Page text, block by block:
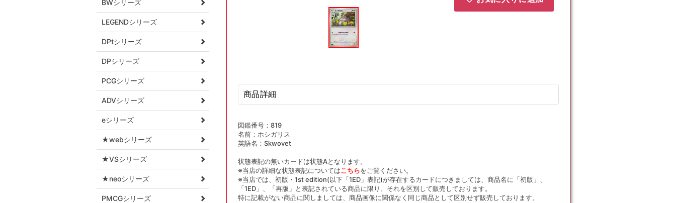
BWシリーズ
LEGENDシリーズ
DPtシリーズ
DPシリーズ
PCGシリーズ
ADVシリーズ
eシリーズ
★webシリーズ
★VSシリーズ
★neoシリーズ
PMCGシリーズ
(1)
を商品詳細
図鑑番号：819
名前：ホシガリス
英語名：Skwovet
状態表記の無いカードは状態Aとなります。
※当店の詳細な状態表記についてはこちらをご覧ください。
※当店では、初版・1st edition(以下「1ED」表記)が存在するカードにつきましては、商品名に「初版」、
「1ED」、「再版」と表記されている商品に限り、それを区別して販売しております。
特に記載がない商品に関しましては、商品画像に関係なく同じ商品として区別せず販売しております。